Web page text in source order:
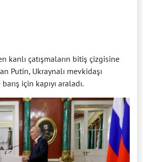
kanlı çatışmaların bitiş çizgisine
Putin, Ukraynalı mevkidaşı
için kapıyı araladı.